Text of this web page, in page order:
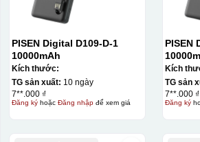
PISEN Digital D109-D-1
10000mAh
Kích thước:
TG sản xuất: 10 ngày
7**.000 ₫
Đăng kýhoặc Đăng nhậpđể xem giá
PISEN
Kích
TG sản
7**.000 ₫
Đăng ký